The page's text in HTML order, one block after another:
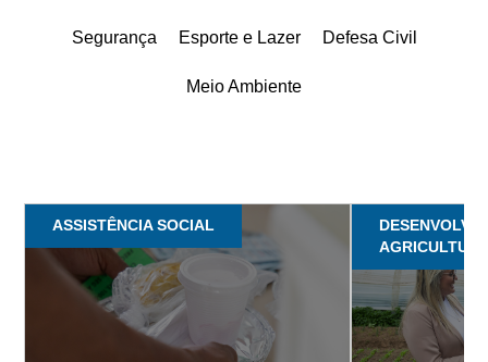
Segurança Esporte e Lazer Defesa Civil
Meio Ambiente
ASSISTÊNCIA SOCIAL